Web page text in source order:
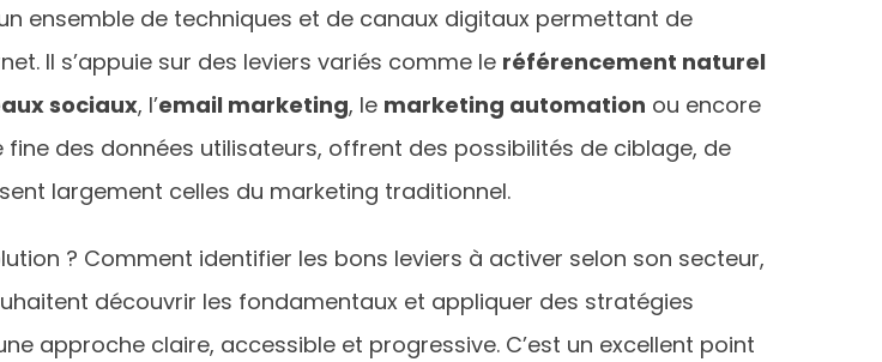
ensemble de techniques et de canaux digitaux permettant de
Il s’appuie sur des leviers variés comme le référencement naturel
sociaux, l’email marketing, le marketing automation ou encore
fine des données utilisateurs, offrent des possibilités de ciblage, de
largement celles du marketing traditionnel.
? Comment identifier les bons leviers à activer selon son secteur,
découvrir les fondamentaux et appliquer des stratégies
approche claire, accessible et progressive. C’est un excellent point